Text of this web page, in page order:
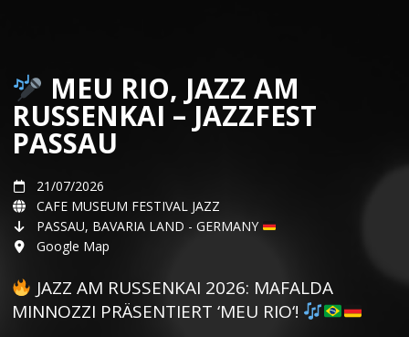
MEU RIO, JAZZ AM
RUSSENKAI – JAZZFEST
PASSAU
21/07/2026
CAFE MUSEUM FESTIVAL JAZZ
PASSAU, BAVARIA LAND - GERMANY
Google Map
JAZZ AM RUSSENKAI 2026: MAFALDA
MINNOZZI PRÄSENTIERT ‘MEU RIO‘!